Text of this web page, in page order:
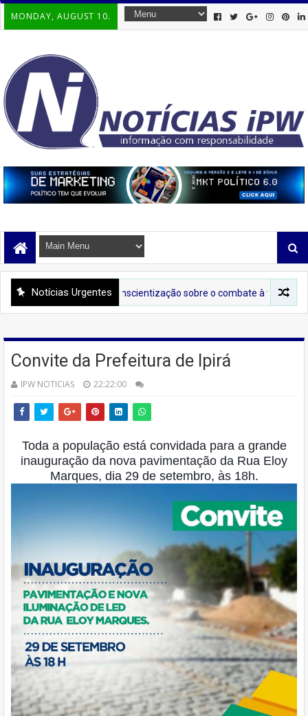
MONDAY, AUGUST 10.
Notícias Urgentes
Lilás leva conscientização sobre o combate à violência contra a
Convite da Prefeitura de Ipirá
IPW NOTICIAS 22:22:00
Toda a população está convidada para a grande
inauguração da nova pavimentação da Rua Eloy
Marques, dia 29 de setembro, às 18h.